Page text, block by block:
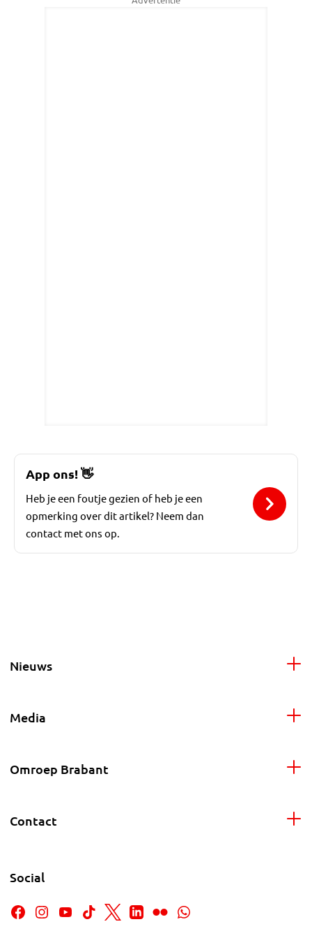
App ons!👋
Heb je een foutje gezien of heb je een
opmerking over dit artikel? Neem dan
contact met ons op.
Nieuws
Media
Omroep Brabant
Contact
Social